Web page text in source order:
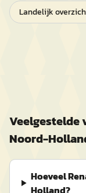
Landelijk
Veelgestelde
Noord-
Hoeveel
Holland?